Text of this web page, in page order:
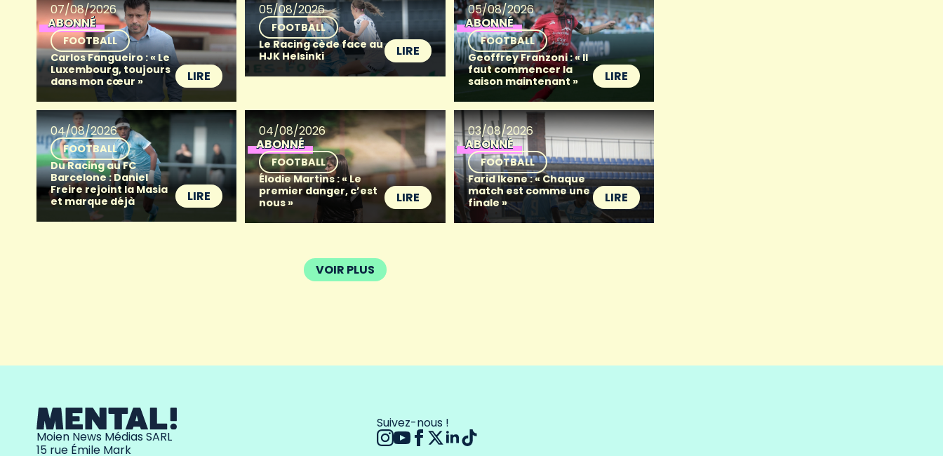
07/08/2026
ABONNÉ
FOOTBALL
Carlos Fangueiro : « Le
Luxembourg, toujours
dans mon cœur »
LIRE
05/08/2026
FOOTBALL
Le Racing cède face au
HJK Helsinki
LIRE
05/08/2026
ABONNÉ
FOOTBALL
Geoffrey Franzoni : « Il
faut commencer la
saison maintenant »
LIRE
04/08/2026
FOOTBALL
Du Racing au FC
Barcelone : Daniel
Freire rejoint la Masia
et marque déjà
LIRE
04/08/2026
ABONNÉ
FOOTBALL
Élodie Martins : « Le
premier danger, c’est
nous »
LIRE
03/08/2026
ABONNÉ
FOOTBALL
Farid Ikene : « Chaque
match est comme une
finale »
LIRE
VOIR PLUS
Moien News Médias SARL
15 rue Émile Mark
Suivez-nous !